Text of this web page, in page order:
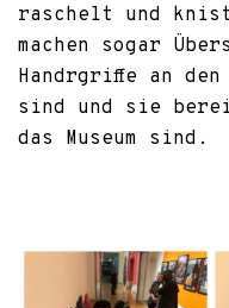
raschelt und
machen sogar
Handrgriffe an
sind und sie
das Museum sind.